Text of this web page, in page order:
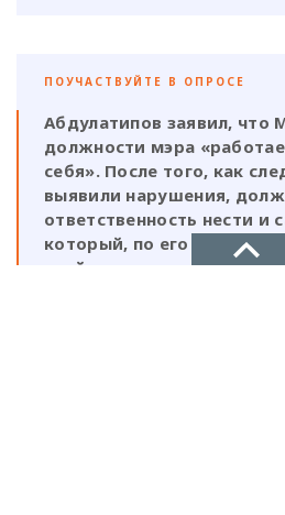
ПОУЧАСТВУЙТЕ В ОПРОСЕ
Абдулатипов заявил, что
должности мэра
себя». После того, как
выявили нарушения,
ответственность нести и
который, по его же
этой деятельности?